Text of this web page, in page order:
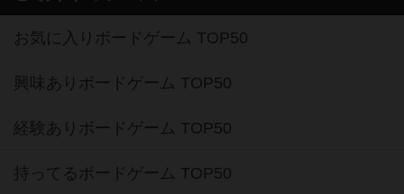
お気に入りボードゲーム TOP50
興味ありボードゲーム TOP50
経験ありボードゲーム TOP50
持ってるボードゲーム TOP50